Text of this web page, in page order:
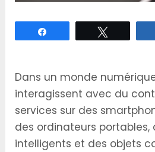
Dans un monde
interagissent avec du
services sur des
des ordinateurs portables,
intelligents et des objets